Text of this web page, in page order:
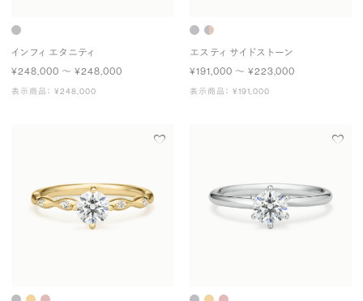
インフィ エタニティ
¥248,000 〜 ¥248,000
表示商品： ¥248,000
エスティ サイドストーン
¥191,000 〜 ¥223,000
表示商品： ¥191,000